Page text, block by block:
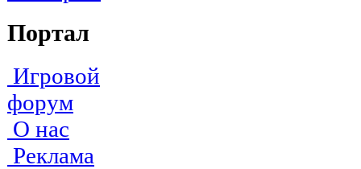
Портал
Игровой
форум
О нас
Реклама